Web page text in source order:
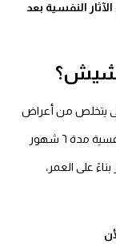
النفسية بعد
يتخلص من أعراض
انسحاب الحشيش الجسدية لكن تحتاج الأعراض النفسية مدة ٦ شهور
على العمر،